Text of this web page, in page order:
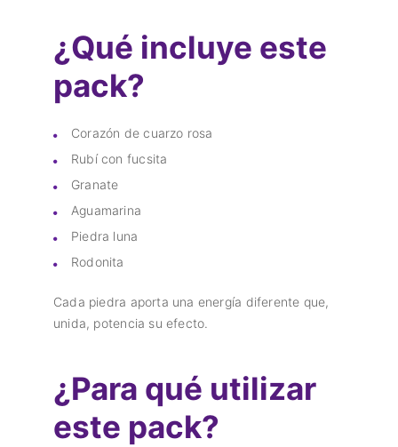
¿Qué incluye este
pack?
Corazón de cuarzo rosa
Rubí con fucsita
Granate
Aguamarina
Piedra luna
Rodonita
Cada piedra aporta una energía diferente que,
unida, potencia su efecto.
¿Para qué utilizar
este pack?